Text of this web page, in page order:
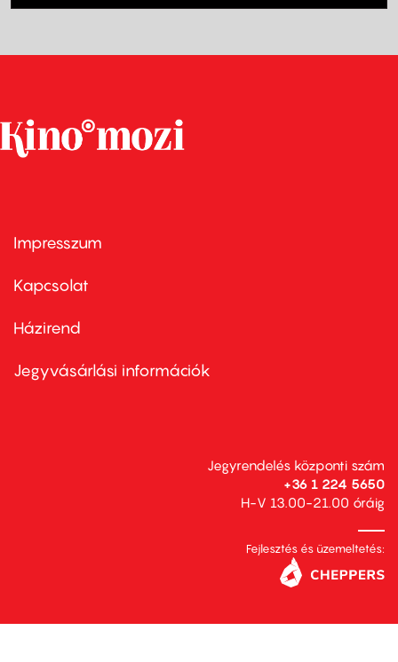
Footer
first
Impresszum
Kapcsolat
Footer
second
Házirend
Jegyvásárlási információk
Jegyrendelés központi szám
+36 1 224 5650
H-V 13.00-21.00 óráig
Fejlesztés és üzemeltetés: